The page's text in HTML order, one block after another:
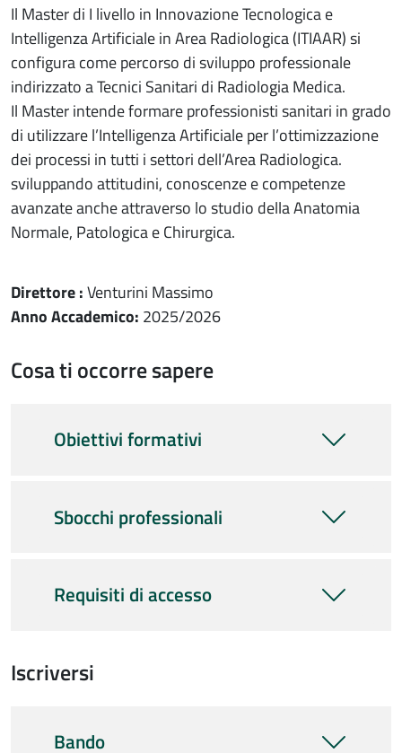
Il Master di I livello in Innovazione Tecnologica e
Intelligenza Artificiale in Area Radiologica (ITIAAR)si
configura come percorso di sviluppo professionale
indirizzato a Tecnici Sanitari di Radiologia Medica.
Il Master intende formare professionisti sanitari in grado
di utilizzare l’Intelligenza Artificiale per l’ottimizzazione
dei processi in tutti i settori dell’Area Radiologica.
sviluppando attitudini, conoscenze e competenze
avanzate anche attraverso lo studio della Anatomia
Normale, Patologica e Chirurgica.
Direttore :Venturini Massimo
Anno Accademico: 2025/2026
Cosa ti occorre sapere
Obiettivi formativi
Sbocchi professionali
Requisiti di accesso
Iscriversi
Bando